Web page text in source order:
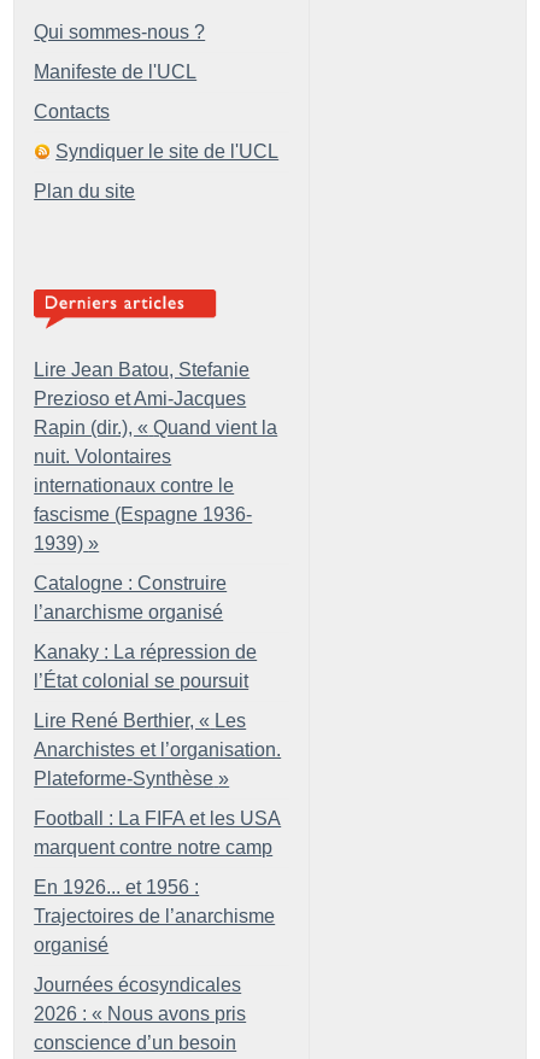
Qui sommes-nous ?
Manifeste de l'UCL
Contacts
Syndiquer le site de l'UCL
Plan du site
Lire Jean Batou, Stefanie
Prezioso et Ami-Jacques
Rapin (dir.), « Quand vient la
nuit. Volontaires
internationaux contre le
fascisme (Espagne 1936-
1939) »
Catalogne : Construire
l’anarchisme organisé
Kanaky : La répression de
l’État colonial se poursuit
Lire René Berthier, « Les
Anarchistes et l’organisation.
Plateforme-Synthèse »
Football : La FIFA et les USA
marquent contre notre camp
En 1926... et 1956 :
Trajectoires de l’anarchisme
organisé
Journées écosyndicales
2026 : « Nous avons pris
conscience d’un besoin